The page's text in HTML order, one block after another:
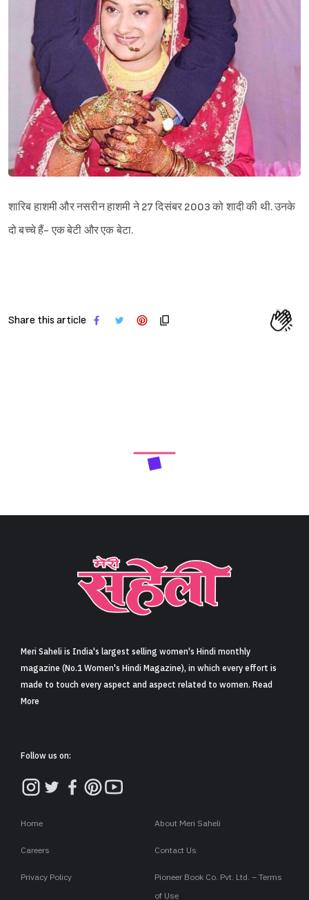
शारिब हाशमी और नसरीन हाशमी ने 27 दिसंबर 2003 को शादी की थी. उनके
दो बच्चे हैं- एक बेटी और एक बेटा.
Share this article
Meri Saheli is India's largest selling women's Hindi monthly
magazine (No.1 Women's Hindi Magazine), in which every effort is
made to touch every aspect and aspect related to women. Read
More
Follow us on:
Home About Meri Saheli
Careers Contact Us
Privacy Policy
Pioneer Book Co. Pvt. Ltd. – Terms
of Use